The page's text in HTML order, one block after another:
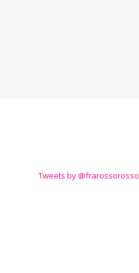
Tweets by @frarossorosso